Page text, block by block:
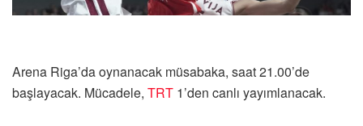
Arena Riga’da oynanacak müsabaka, saat 21.00’de
başlayacak. Mücadele, TRT 1’den canlı yayımlanacak.